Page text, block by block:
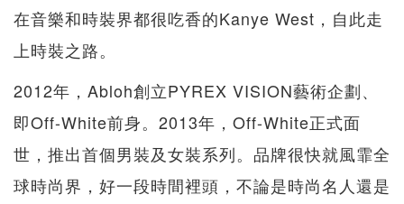
在音樂和時裝界都很吃香的Kanye West，自此走
上時裝之路。
2012年，Abloh創立PYREX VISION藝術企劃、
即Off-White前身。2013年，Off-White正式面
世，推出首個男裝及女裝系列。品牌很快就風霏全
球時尚界，好一段時間裡頭，不論是時尚名人還是